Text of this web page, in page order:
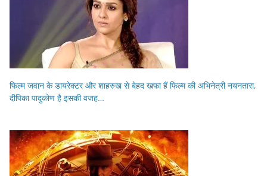
फिल्म जवान के डायरेक्टर और शाहरुख से बेहद खफा हैं फिल्म की अभिनेत्री नयनतारा,
दीपिका पादुकोण है इसकी वजह…